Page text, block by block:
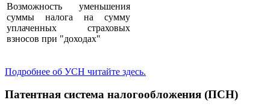
Возможность уменьшения
суммы налога на сумму
уплаченных страховых
взносов при "доходах"
Подробнее об УСН читайте здесь.
Патентная система налогообложения (ПСН)